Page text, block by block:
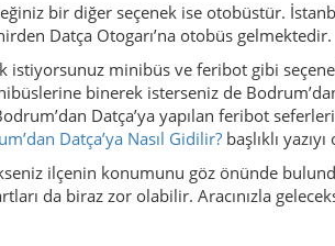
bir diğer seçenek ise otobüstür.
Datça Otogarı’na otobüs gelmektedir.
istiyorsunuz minibüs ve feribot gibi
binerek isterseniz de
Datça’ya yapılan feribot
Datça’ya Nasıl Gidilir? başlıklı
ilçenin konumunu göz önünde
da biraz zor olabilir. Aracınızla